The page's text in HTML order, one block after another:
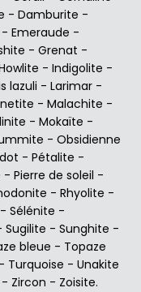
- Damburite -
- Emeraude -
- Grenat -
- Indigolite -
lazuli - Larimar -
- Malachite -
- Mokaïte -
- Obsidienne
- Pétalite -
- Pierre de soleil -
- Rhyolite -
- Sélénite -
Sugilite - Sunghite -
bleue - Topaze
- Turquoise - Unakite
- Zircon - Zoisite.